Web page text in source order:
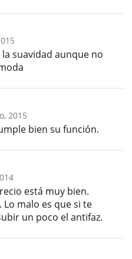
suavidad aunque no
2015
bien su función.
está muy bien.
malo es que si te
un poco el antifaz.